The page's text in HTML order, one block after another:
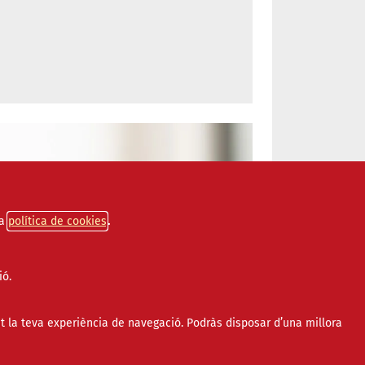
política de cookies
teva experiència de navegació. Podràs disposar d’una millora